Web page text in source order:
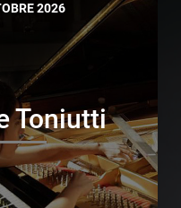
2026
Toniutti